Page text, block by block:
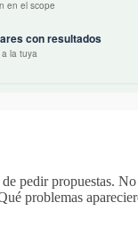
pedir propuestas.
problemas